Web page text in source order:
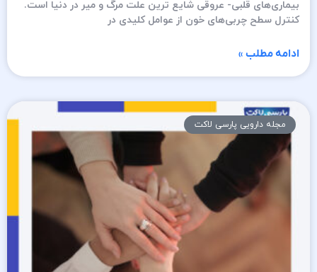
بیماری‌های قلبی- عروقی شایع ترین علت مرگ و میر در دنیا است.
کنترل سطح چربی‌های خون از عوامل کلیدی در
ادامه مطلب »
مجله دارویی پارسی لاکت